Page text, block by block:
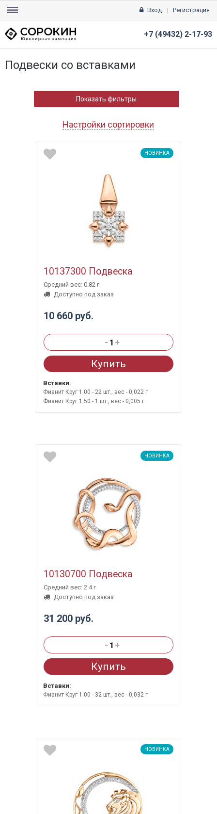
Вход Регистрация
+7 (49432) 2-17-93
Подвески со вставками
Показать фильтры
Настройки сортировки
НОВИНКА
10137300 Подвеска
Средний вес: 0.82 г
Доступно под заказ
10 660 руб.
- +
Купить
Вставки:
Фианит Круг 1.00 - 22 шт., вес - 0,022 г
Фианит Круг 1.50 - 1 шт., вес - 0,005 г
НОВИНКА
10130700 Подвеска
Средний вес: 2.4 г
Доступно под заказ
31 200 руб.
- +
Купить
Вставки:
Фианит Круг 1.00 - 32 шт., вес - 0,032 г
НОВИНКА